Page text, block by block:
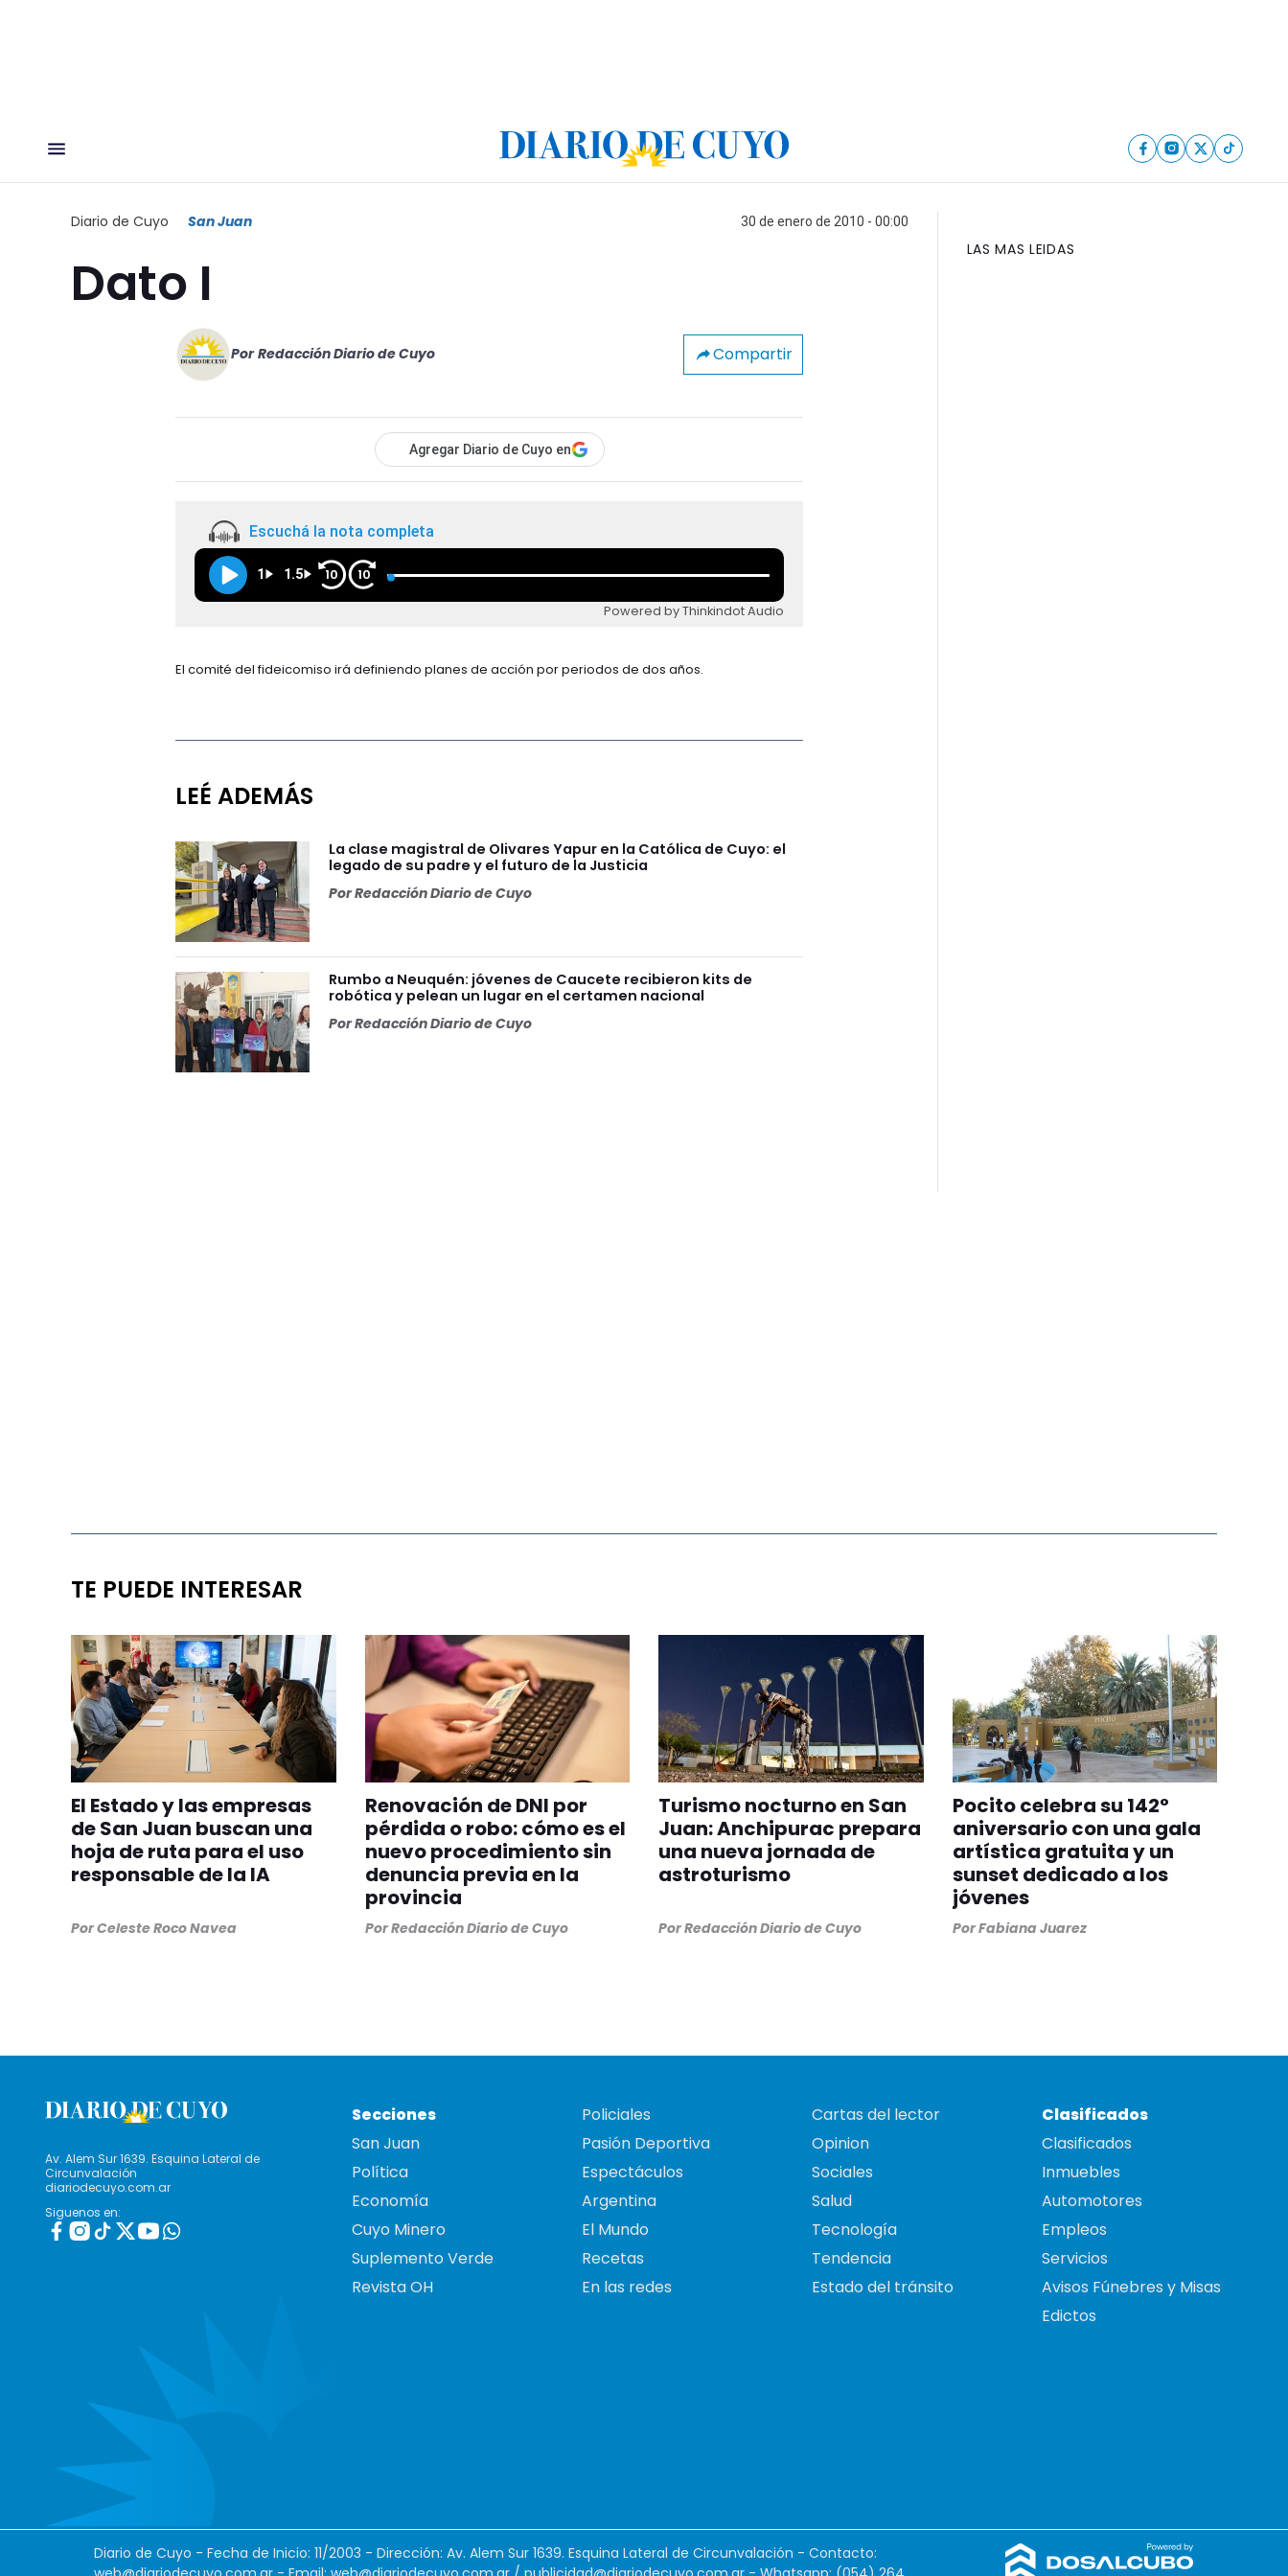
Diario de Cuyo San Juan 30 de enero de 2010 - 00:00
Dato I
Por Redacción Diario de Cuyo Compartir
Agregar Diario de Cuyo en
Escuchá la nota completa
1 1.5 10 10
Powered by Thinkindot Audio
El comité del fideicomiso irá definiendo planes de acción por periodos de dos años.
LEÉ ADEMÁS
La clase magistral de Olivares Yapur en la Católica de Cuyo: el
legado de su padre y el futuro de la Justicia
PorRedacción Diario de Cuyo
Rumbo a Neuquén: jóvenes de Caucete recibieron kits de
robótica y pelean un lugar en el certamen nacional
PorRedacción Diario de Cuyo
LAS MAS LEIDAS
TE PUEDE INTERESAR
El Estado y las empresas
de San Juan buscan una
hoja de ruta para el uso
responsable de la IA
PorCeleste Roco Navea
Renovación de DNI por
pérdida o robo: cómo es el
nuevo procedimiento sin
denuncia previa en la
provincia
PorRedacción Diario de Cuyo
Turismo nocturno en San
Juan: Anchipurac prepara
una nueva jornada de
astroturismo
PorRedacción Diario de Cuyo
Pocito celebra su 142°
aniversario con una gala
artística gratuita y un
sunset dedicado a los
jóvenes
PorFabiana Juarez
Av. Alem Sur 1639. Esquina Lateral de
Circunvalación
diariodecuyo.com.ar
Siguenos en:
Secciones
San Juan
Política
Economía
Cuyo Minero
Suplemento Verde
Revista OH
Policiales
Pasión Deportiva
Espectáculos
Argentina
El Mundo
Recetas
En las redes
Cartas del lector
Opinion
Sociales
Salud
Tecnología
Tendencia
Estado del tránsito
Clasificados
Clasificados
Inmuebles
Automotores
Empleos
Servicios
Avisos Fúnebres y Misas
Edictos
Diario de Cuyo - Fecha de Inicio: 11/2003 - Dirección: Av. Alem Sur 1639. Esquina Lateral de Circunvalación - Contacto: